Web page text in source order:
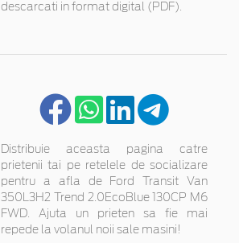
descarcati in format digital (PDF).
Distribuie aceasta pagina catre
prietenii tai pe retelele de socializare
pentru a afla de Ford Transit Van
350L3H2 Trend 2.0EcoBlue 130CP M6
FWD. Ajuta un prieten sa fie mai
repede la volanul noii sale masini!